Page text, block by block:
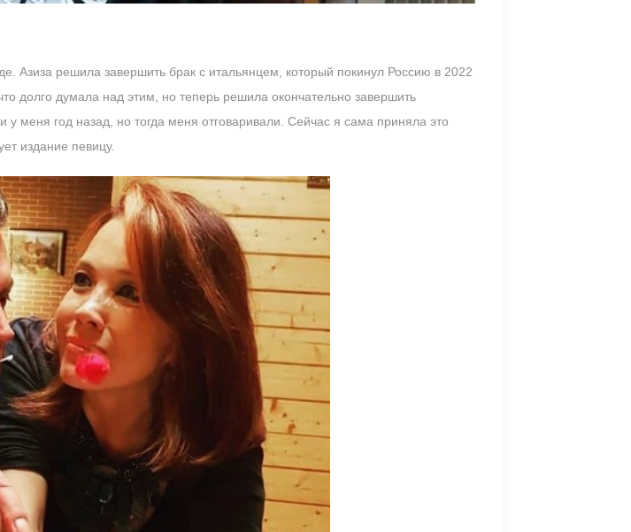
Азиза решила завершить брак с итальянцем, который покинул Россию в 2022
долго думала над этим, но теперь решила окончательно завершить
меня год назад, но тогда меня отговаривали. Сейчас я сама приняла это
издание певицу.